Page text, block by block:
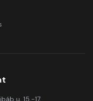
u. 15.-17.